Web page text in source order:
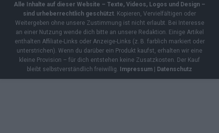
Alle Inhalte auf dieser Website – Texte, Videos, Logos und Design –
sind urheberrechtlich geschützt. Kopieren, Vervielfältigen oder
Weitergeben ohne unsere Zustimmung ist nicht erlaubt. Bei Interesse
an einer Nutzung wende dich bitte an unsere Redaktion. Einige Artikel
enthalten Affiliate-Links oder Anzeige-Links (z. B. farblich markiert oder
unterstrichen). Wenn du darüber ein Produkt kaufst, erhalten wir eine
kleine Provision – für dich entstehen keine Zusatzkosten. Der Kauf
bleibt selbstverständlich freiwillig.
Impressum Datenschutz